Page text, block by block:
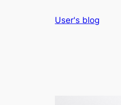
User's blog